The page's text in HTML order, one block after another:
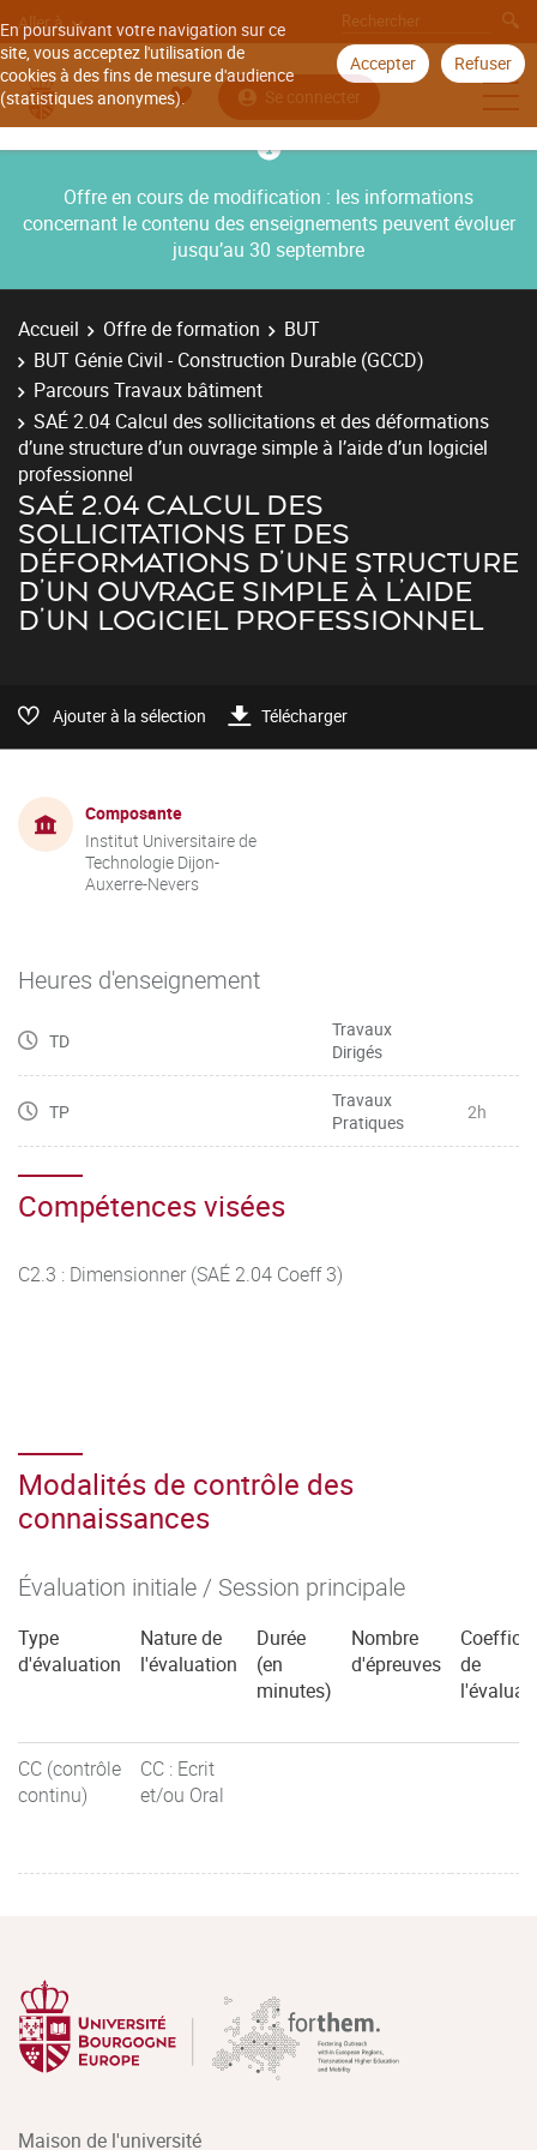
En poursuivant votre navigation sur ce
site, vous acceptez l'utilisation de
cookies à des fins de mesure d'audience
(statistiques anonymes).
Accepter Refuser
Aller à
Se connecter
Offre en cours de modification : les informations
concernant le contenu des enseignements peuvent évoluer
jusqu’au 30 septembre
Accueil Offre de formation
BUT
BUT Génie Civil - Construction Durable (GCCD)
Parcours Travaux bâtiment
SAÉ 2.04 Calcul des sollicitations et des déformations
d’une structure d’un ouvrage simple à l’aide d’un logiciel
professionnel
SAÉ 2.04 CALCUL DES
SOLLICITATIONS ET DES
DÉFORMATIONS D’UNE STRUCTURE
D’UN OUVRAGE SIMPLE À L’AIDE
D’UN LOGICIEL PROFESSIONNEL
Ajouter à la sélection Télécharger
Composante
Institut Universitaire de
Technologie Dijon-
Auxerre-Nevers
Heures d'enseignement
TD
Travaux
Dirigés
TP
Travaux
Pratiques
2h
Compétences visées
C2.3 : Dimensionner (SAÉ 2.04 Coeff 3)
Modalités de contrôle des
connaissances
Évaluation initiale / Session principale
Type
d'évaluation
Nature de
l'évaluation
Durée
(en
minutes)
Nombre
d'épreuves
de
CC (contrôle
continu)
CC : Ecrit
et/ou Oral
Maison de l'université